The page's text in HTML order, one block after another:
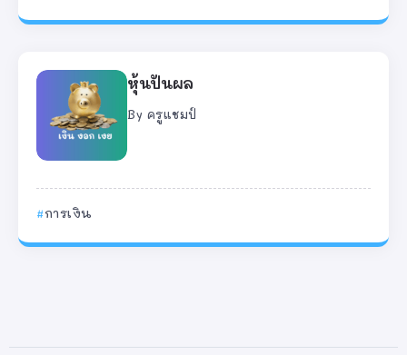
หุ้นปันผล
By ครูแชมป์
การเงิน